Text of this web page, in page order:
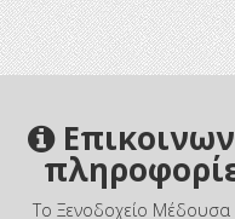
To Ξενοδοχείο Μέδουσα